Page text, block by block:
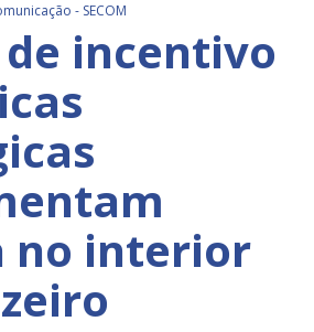
- SECOM
incentivo
no interior